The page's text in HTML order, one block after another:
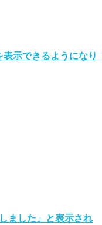
示できるようになり
ました」と表示され